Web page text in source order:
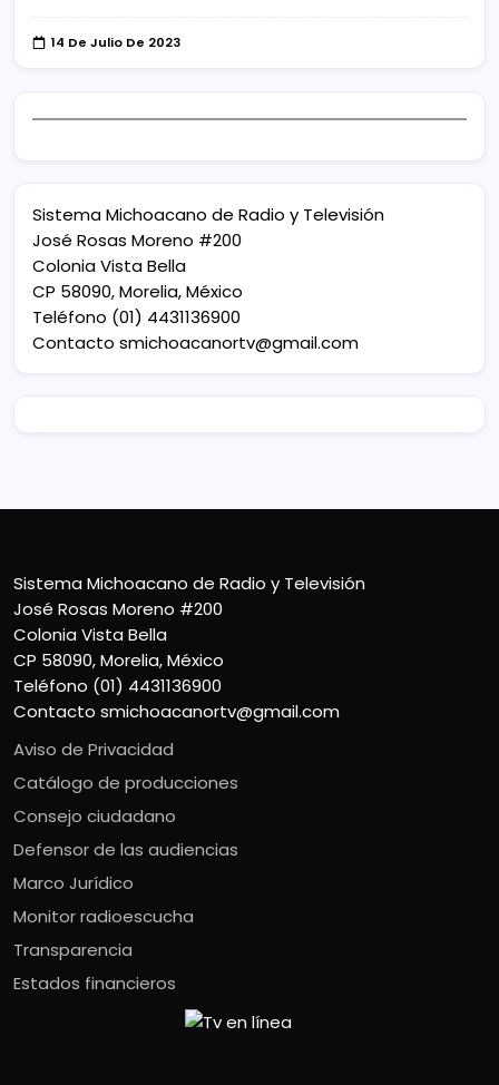
14 De Julio De 2023
Sistema Michoacano de Radio y Televisión
José Rosas Moreno #200
Colonia Vista Bella
CP 58090, Morelia, México
Teléfono (01) 4431136900
Contacto smichoacanortv@gmail.com
Sistema Michoacano de Radio y Televisión
José Rosas Moreno #200
Colonia Vista Bella
CP 58090, Morelia, México
Teléfono (01) 4431136900
Contacto smichoacanortv@gmail.com
Aviso de Privacidad
Catálogo de producciones
Consejo ciudadano
Defensor de las audiencias
Marco Jurídico
Monitor radioescucha
Transparencia
Estados financieros